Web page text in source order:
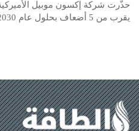
حذّرت شركة إكسون موبيل
يقرب من 5 أضعاف بحلول عام 2030، حال تراجع إمدادات…